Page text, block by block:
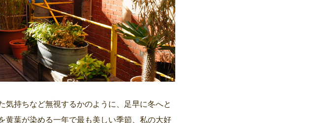
気持ちなど無視するかのように、足早に冬へと
黄葉が染める一年で最も美しい季節、私の大好